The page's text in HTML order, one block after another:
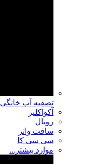
تصفیه آب خانگی
آکواکلیر
رویال
سافت واتر
سی سی کا
موارد بیشتر...